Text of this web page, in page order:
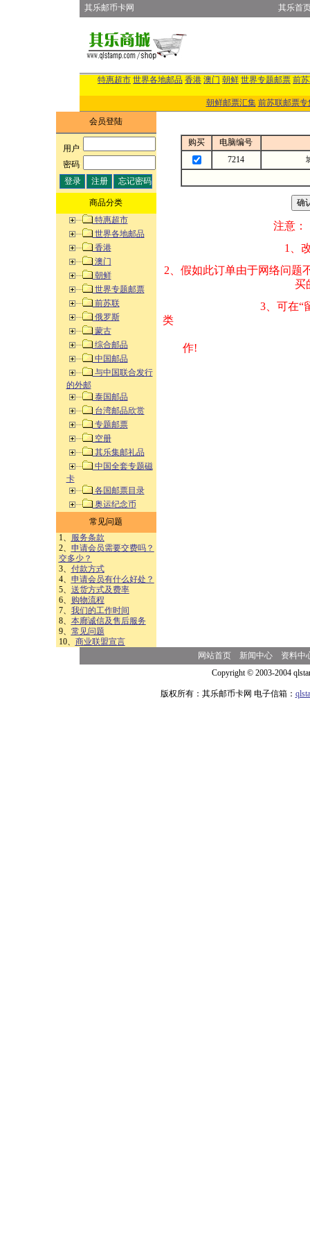
其乐邮币卡网 其乐首
特惠超市 世界各地邮品 香港 澳门 朝鲜 世界专题邮票 前
朝鲜邮票汇集 前苏联邮票专
会员登陆
用户:
密码:
商品分类
特惠超市
世界各地邮品
香港
澳门
朝鲜
世界专题邮票
前苏联
俄罗斯
蒙古
综合邮品
中国邮品
与中国联合发行
的外邮
泰国邮品
台湾邮品欣赏
专题邮票
空册
其乐集邮礼品
中国全套专题磁
卡
各国邮票目录
奥运纪念币
常见问题
1、
服务条款
2、 申请会员需要交费吗？
交多少？
3、 付款方式
4、 申请会员有什么好处？
5、 送货方式及费率
6、
购物流程
7、 我们的工作时间
8、 本廊诚信及售后服务
9、 常见问题
10、 商业联盟宣言
购买
电脑编号
7214
注意：
1、改变商品数量
2、假如此订单由
买的邮品的“
3、可在“
类 方式告之
作!
网站首页 新闻中心
资料中
Copyright © 2003-2004
版权所有：其乐邮币卡网 电子信箱：